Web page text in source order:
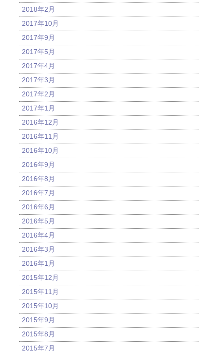
2018年2月
2017年10月
2017年9月
2017年5月
2017年4月
2017年3月
2017年2月
2017年1月
2016年12月
2016年11月
2016年10月
2016年9月
2016年8月
2016年7月
2016年6月
2016年5月
2016年4月
2016年3月
2016年1月
2015年12月
2015年11月
2015年10月
2015年9月
2015年8月
2015年7月